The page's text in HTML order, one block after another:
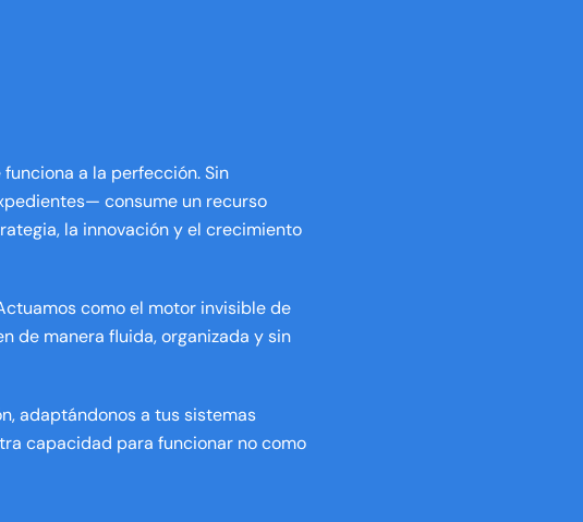
a la perfección. Sin
consume un recurso
la innovación y el crecimiento
como el motor invisible de
de manera fluida, organizada y sin
adaptándonos a tus sistemas
capacidad para funcionar no como